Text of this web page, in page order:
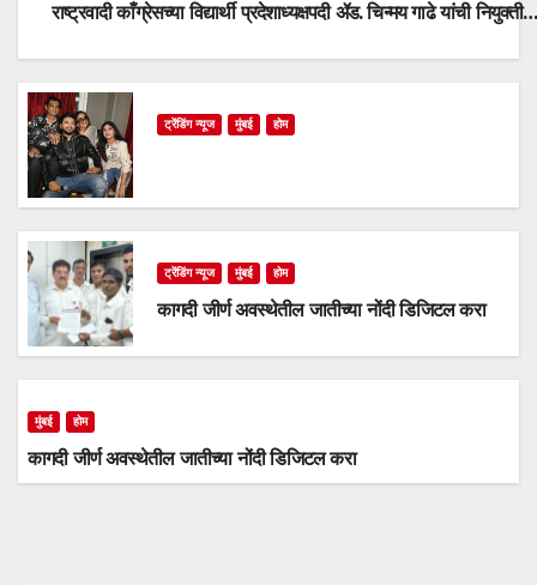
राष्ट्रवादी काँग्रेसच्या विद्यार्थी प्रदेशाध्यक्षपदी ॲड. चिन्मय गाढे यांची नियुक्ती…
ट्रेंडिंग न्यूज मुंबई होम
ट्रेंडिंग न्यूज मुंबई होम
कागदी जीर्ण अवस्थेतील जातीच्या नोंदी डिजिटल करा
मुंबई होम
कागदी जीर्ण अवस्थेतील जातीच्या नोंदी डिजिटल करा